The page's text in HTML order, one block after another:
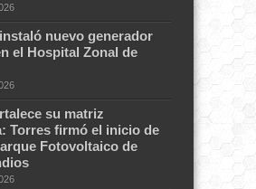
nuevo generador
el Hospital Zonal de
su matriz
Torres firmó el inicio de
Fotovoltaico de